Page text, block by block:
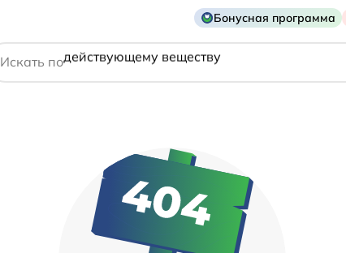
Бонусная программа
Искать попроизводителю